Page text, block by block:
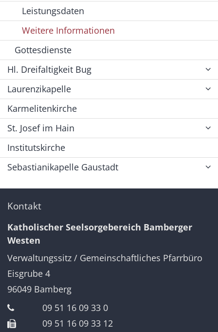
Leistungsdaten
Weitere Informationen
Gottesdienste
Hl. Dreifaltigkeit Bug
Laurenzikapelle
Karmelitenkirche
St. Josef im Hain
Institutskirche
Sebastianikapelle Gaustadt
Kontakt
Katholischer Seelsorgebereich Bamberger
Westen
Verwaltungssitz / Gemeinschaftliches Pfarrbüro
Eisgrube 4
96049 Bamberg
09 51 16 09 33 0
09 51 16 09 33 12